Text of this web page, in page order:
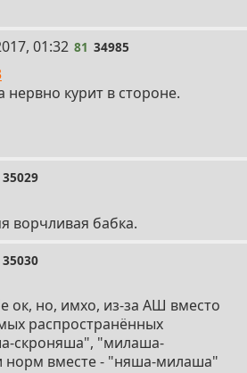
01:32 81 34985
курит в стороне.
35029
ворчливая бабка.
35030
ок, но, имхо, из-за АШ вместо
распространённых
скроняша", "милаша-
норм вместе - "няша-милаша"